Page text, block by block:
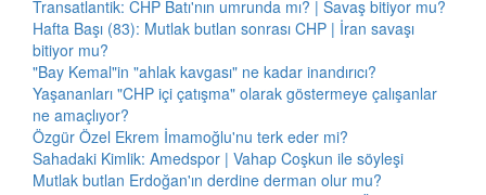
Transatlantik: CHP Batı'nın umrunda mı? | Savaş bitiyor mu?
Hafta Başı (83): Mutlak butlan sonrası CHP | İran savaşı
bitiyor mu?
"Bay Kemal"in "ahlak kavgası" ne kadar inandırıcı?
Yaşananları "CHP içi çatışma" olarak göstermeye çalışanlar
ne amaçlıyor?
Özgür Özel Ekrem İmamoğlu'nu terk eder mi?
Sahadaki Kimlik: Amedspor | Vahap Coşkun ile söyleşi
Mutlak butlan Erdoğan'ın derdine derman olur mu?